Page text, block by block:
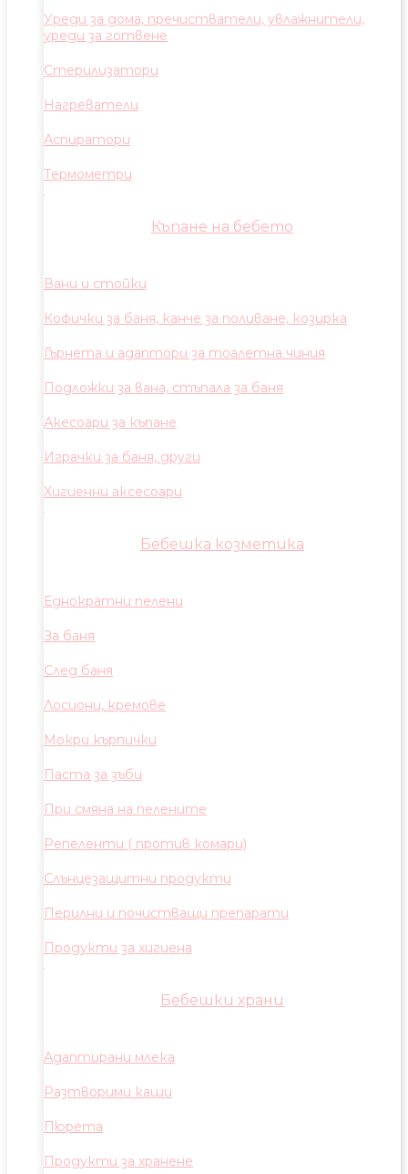
Уреди за дома, пречистватели, увлажнители,
уреди за готвене
Стерилизатори
Нагреватели
Аспиратори
Термометри
Къпане на бебето
Вани и стойки
Кофички за баня, канче за поливане, козирка
Гърнета и адаптори за тоалетна чиния
Подложки за вана, стъпала за баня
Акесоари за къпане
Играчки за баня, други
Хигиенни аксесоари
Бебешка козметика
Еднократни пелени
За баня
След баня
Лосиони, кремове
Мокри кърпички
Паста за зъби
При смяна на пелените
Репеленти ( против комари)
Слънцезащитни продукти
Перилни и почистващи препарати
Продукти за хигиена
Бебешки храни
Адаптирани млека
Разтворими каши
Пюрета
Продукти за хранене